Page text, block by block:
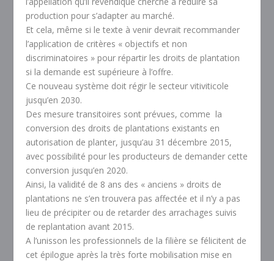
production pour s’adapter au marché.
Et cela, même si le texte à venir devrait recommander
l’application de critères « objectifs et non
discriminatoires » pour répartir les droits de plantation
si la demande est supérieure à l’offre.
Ce nouveau système doit régir le secteur vitiviticole
jusqu’en 2030.
Des mesure transitoires sont prévues, comme la
conversion des droits de plantations existants en
autorisation de planter, jusqu’au 31 décembre 2015,
avec possibilité pour les producteurs de demander cette
conversion jusqu’en 2020.
Ainsi, la validité de 8 ans des « anciens » droits de
plantations ne s’en trouvera pas affectée et il n’y a pas
lieu de précipiter ou de retarder des arrachages suivis
de replantation avant 2015.
A l’unisson les professionnels de la filière se félicitent de
cet épilogue après la très forte mobilisation mise en